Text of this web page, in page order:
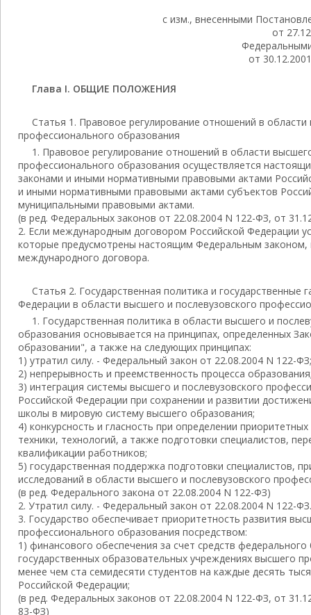
с изм., внесенными
от
от
Глава I. ОБЩИЕ ПОЛОЖЕНИЯ
Статья 1. Правовое регулирование отношений в области
профессионального образования
1. Правовое регулирование отношений в области
профессионального образования осуществляется
законами и иными нормативными правовыми актами
и иными нормативными правовыми актами субъектов
муниципальными правовыми актами.
(в ред. Федеральных законов от 22.08.2004 N 122-ФЗ, от
2. Если международным договором Российской Федерации
которые предусмотрены настоящим Федеральным законом,
международного договора.
Статья 2. Государственная политика и государственные
Федерации в области высшего и послевузовского
1. Государственная политика в области высшего и
образования основывается на принципах, определенных
образовании", а также на следующих принципах:
1) утратил силу. - Федеральный закон от 22.08.2004 N 122-ФЗ;
2) непрерывность и преемственность процесса
3) интеграция системы высшего и послевузовского
Российской Федерации при сохранении и развитии
школы в мировую систему высшего образования;
4) конкурсность и гласность при определении
техники, технологий, а также подготовки специалистов,
квалификации работников;
5) государственная поддержка подготовки специалистов,
исследований в области высшего и послевузовского
(в ред. Федерального закона от 22.08.2004 N 122-ФЗ)
2. Утратил силу. - Федеральный закон от 22.08.2004 N 122-ФЗ.
3. Государство обеспечивает приоритетность развития
профессионального образования посредством:
1) финансового обеспечения за счет средств
государственных образовательных учреждениях высшего
менее чем ста семидесяти студентов на каждые десять
Российской Федерации;
(в ред. Федеральных законов от 22.08.2004 N 122-ФЗ, от
83-ФЗ)